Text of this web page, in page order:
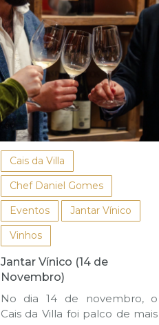
Cais da Villa
Chef Daniel Gomes
Eventos
Jantar Vínico
Vinhos
Jantar Vínico (14 de
Novembro)
No dia 14 de novembro, o
Cais da Villa foi palco de mais